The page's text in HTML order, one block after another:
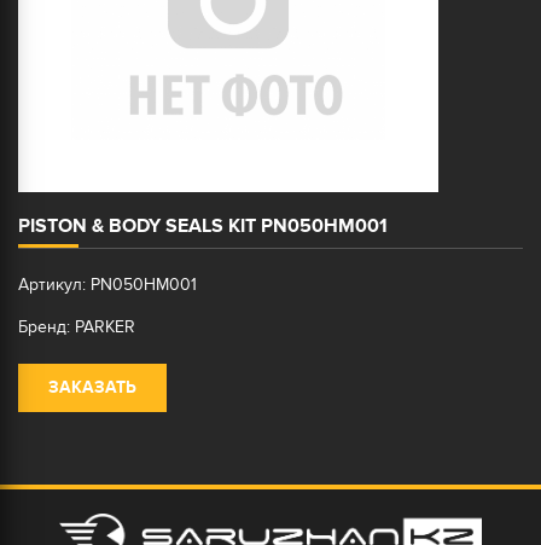
PISTON & BODY SEALS KIT PN050HM001
Артикул: PN050HM001
Бренд: PARKER
ЗАКАЗАТЬ